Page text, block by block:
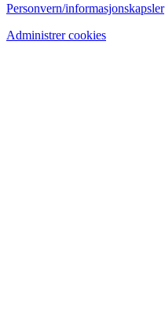
Personvern/informasjonskapsler
Administrer cookies